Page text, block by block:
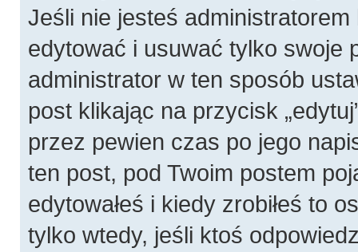
Jeśli nie jesteś
edytować i usuwać tylko swoje
administrator w ten sposób
post klikając na przycisk
przez pewien czas po jego
ten post, pod Twoim postem
edytowałeś i kiedy zrobiłeś to
tylko wtedy, jeśli ktoś